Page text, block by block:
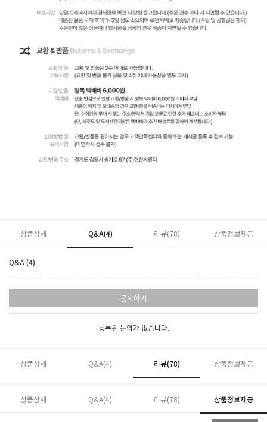
상품상세 Q&A(4) 리뷰(78) 상품정보제공
Q&A (4)
문의하기
등록된 문의가 없습니다.
상품상세 Q&A(4) 리뷰(78) 상품정보제공
상품상세 Q&A(4) 리뷰(78) 상품정보제공